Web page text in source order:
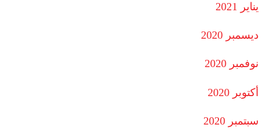
يناير 2021
ديسمبر 2020
نوفمبر 2020
أكتوبر 2020
سبتمبر 2020